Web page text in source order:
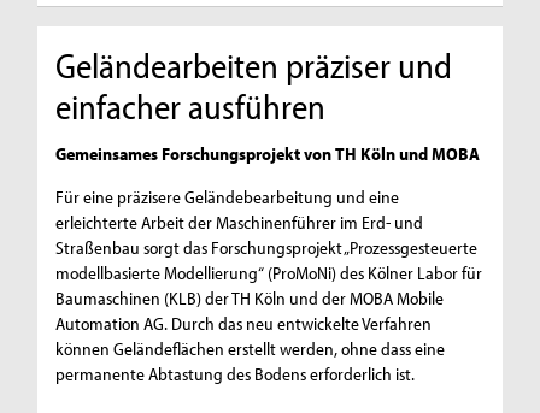
Geländearbeiten präziser und
einfacher ausführen
Gemeinsames Forschungsprojekt von TH Köln und MOBA
Für eine präzisere Geländebearbeitung und eine
erleichterte Arbeit der Maschinenführer im Erd- und
Straßenbau sorgt das Forschungsprojekt „Prozessgesteuerte
modellbasierte Modellierung“ (ProMoNi) des Kölner Labor für
Baumaschinen (KLB) der TH Köln und der MOBA Mobile
Automation AG. Durch das neu entwickelte Verfahren
können Geländeflächen erstellt werden, ohne dass eine
permanente Abtastung des Bodens erforderlich ist.